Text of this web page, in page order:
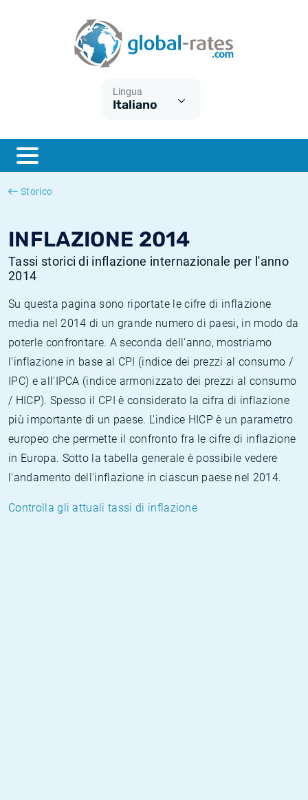
Lingua
Italiano
Storico
INFLAZIONE 2014
Tassi storici di inflazione internazionale per l'anno
2014
Su questa pagina sono riportate le cifre di inflazione
media nel 2014 di un grande numero di paesi, in modo da
poterle confrontare. A seconda dell'anno, mostriamo
l'inflazione in base al CPI (indice dei prezzi al consumo /
IPC) e all'IPCA (indice armonizzato dei prezzi al consumo
/ HICP). Spesso il CPI è considerato la cifra di inflazione
più importante di un paese. L'indice HICP è un parametro
europeo che permette il confronto fra le cifre di inflazione
in Europa. Sotto la tabella generale è possibile vedere
l'andamento dell'inflazione in ciascun paese nel 2014.
Controlla gli attuali tassi di inflazione
ESTER
SONIA
Cos'è l'inflazione CPI?
Cos'è l'inflazione HICP?
Inflazione Italia
Inflazione Stati Uniti
Tassi storici Euribor
Tassi storici di SONIA
Tassi storici di TONAR
Calcolatore dell’inflazione